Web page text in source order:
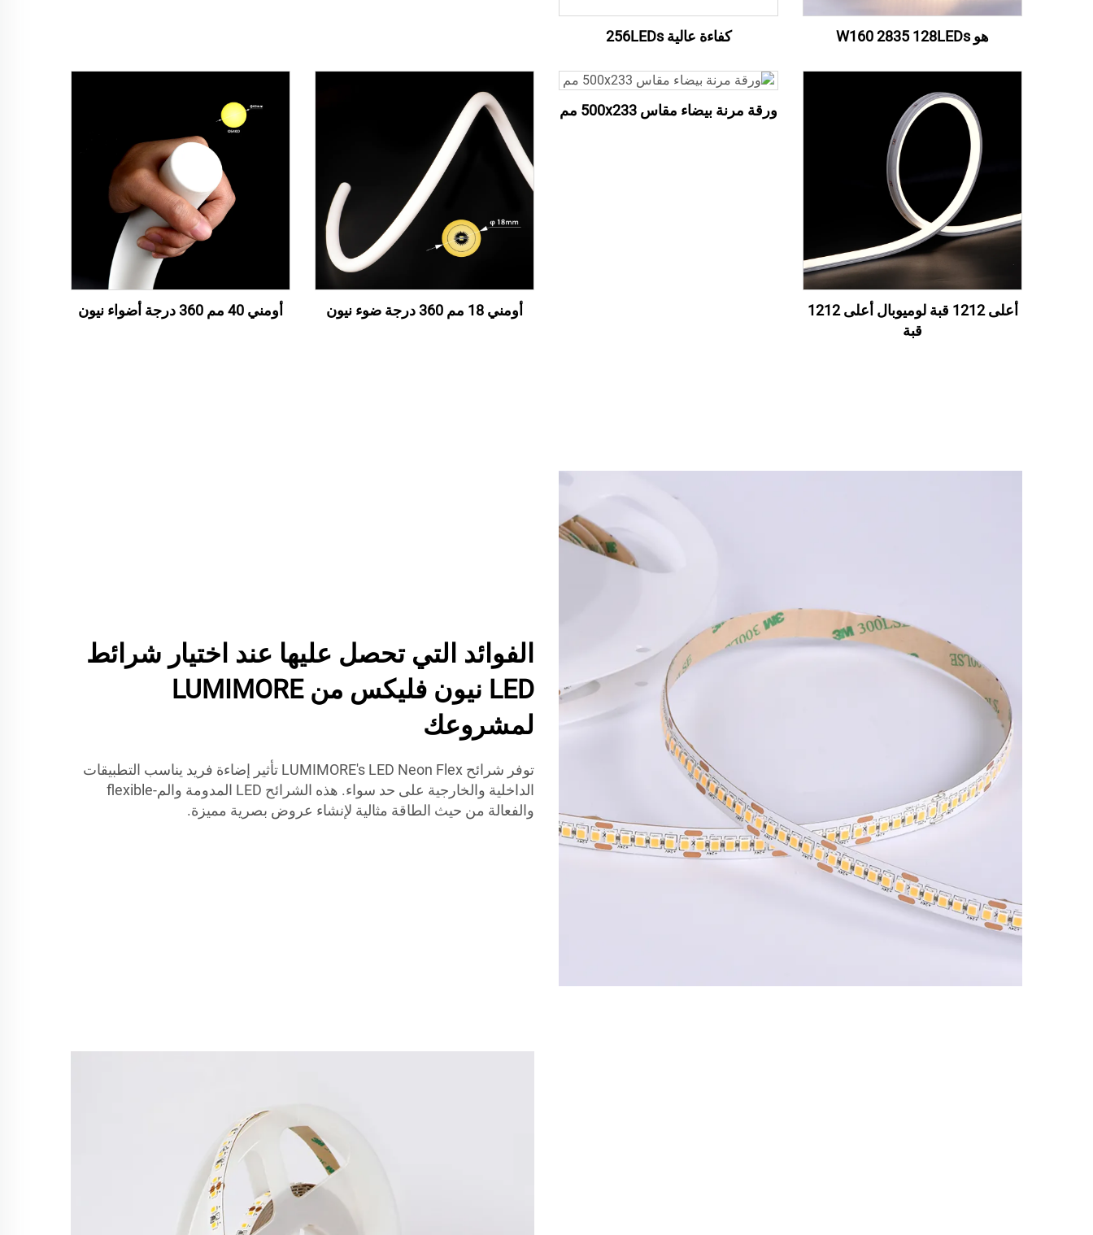
هو W160 2835 128LEDs كفاءة عالية 256LEDs
أعلى 1212 قبة لوميوبال أعلى 1212
قبة
ورقة مرنة بيضاء مقاس 500x233 مم
أومني 18 مم 360 درجة ضوء نيون أومني 40 مم 360 درجة أضواء نيون
الفوائد التي تحصل عليها عند اختيار شرائط
LED نيون فليكس من LUMIMORE
لمشروعك
توفر شرائح LUMIMORE's LED Neon Flex تأثير إضاءة فريد يناسب التطبيقات
الداخلية والخارجية على حد سواء. هذه الشرائح LED المدومة والم-flexible
والفعالة من حيث الطاقة مثالية لإنشاء عروض بصرية مميزة.